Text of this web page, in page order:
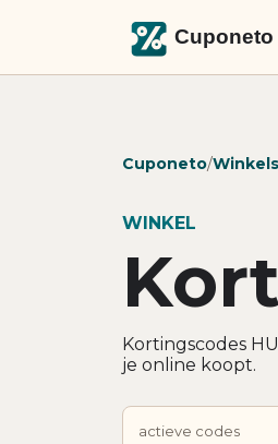
Cuponeto/Winkels
WINKEL
Kortingscodes
je online koopt.
actieve codes